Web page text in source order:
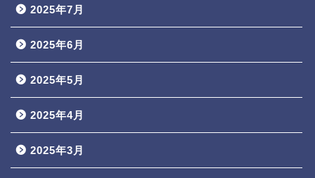
2025年7月
2025年6月
2025年5月
2025年4月
2025年3月